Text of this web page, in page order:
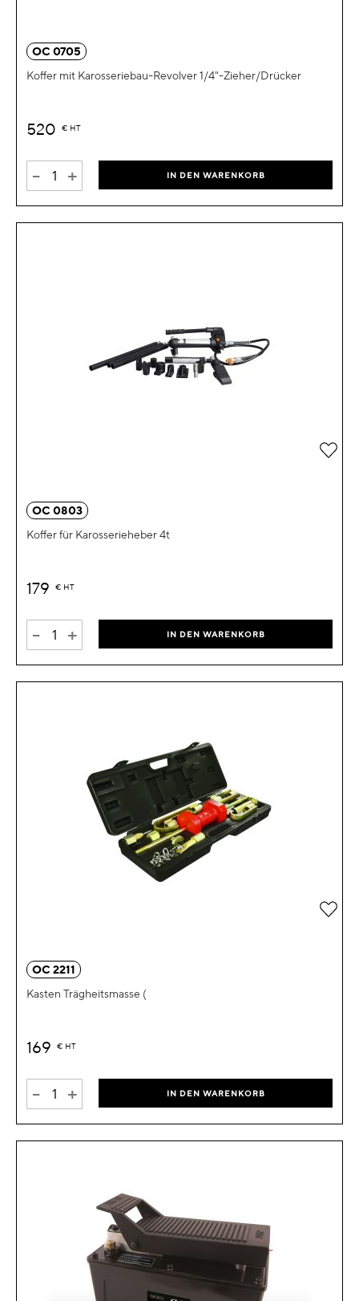
OC 0705
Koffer mit Karosseriebau-Revolver 1/4"-Zieher/Drücker
520 € HT
- + IN DEN WARENKORB
OC 0803
Koffer für Karosserieheber 4t
179 € HT
- + IN DEN WARENKORB
Zur
OC 2211
Kasten Trägheitsmasse (
169 € HT
- + IN DEN WARENKORB
Zur